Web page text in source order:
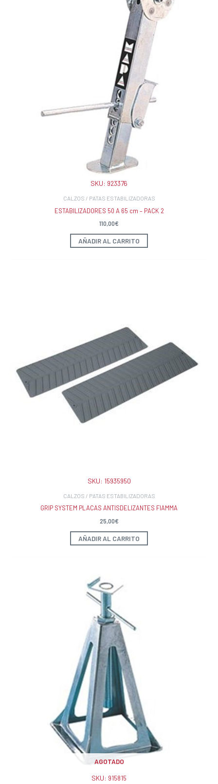
SKU: 923376
CALZOS / PATAS ESTABILIZADORAS
ESTABILIZADORES 50 A 65 cm – PACK 2
110,00€
AÑADIR AL CARRITO
SKU: 15935950
CALZOS / PATAS ESTABILIZADORAS
GRIP SYSTEM PLACAS ANTISDELIZANTES FIAMMA
25,00€
AÑADIR AL CARRITO
AGOTADO
SKU: 915815